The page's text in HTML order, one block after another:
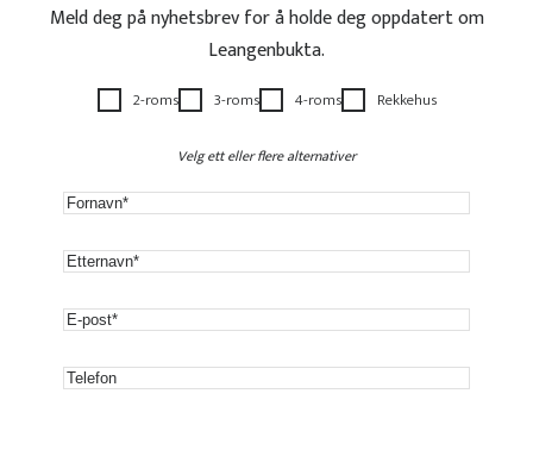
Meld deg på nyhetsbrev for å holde deg oppdatert om
Leangenbukta.
2-roms 3-roms 4-roms Rekkehus
Velg ett eller flere alternativer